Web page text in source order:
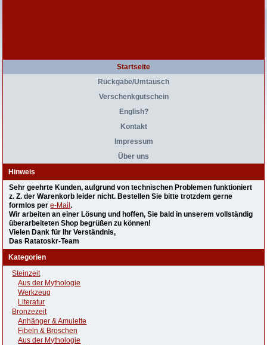
Startseite
Rückgabe/Umtausch
Verschenkgutschein
English?
Kontakt
Impressum
Über uns
Hinweis
Sehr geehrte Kunden, aufgrund von technischen Problemen funktioniert
z. Z. der Warenkorb leider nicht. Bestellen Sie bitte trotzdem gerne
formlos pere-Mail.
Wir arbeiten an einer Lösung und hoffen, Sie bald in unserem vollständig
überarbeiteten Shop begrüßen zu können!
Vielen Dank für Ihr Verständnis,
Das Ratatoskr-Team
Kategorien
Steinzeit
Aus der Mythologie
Werkzeug
Literatur
Bronzezeit
Anhänger & Amulette
Fibeln & Broschen
Aus der Mythologie